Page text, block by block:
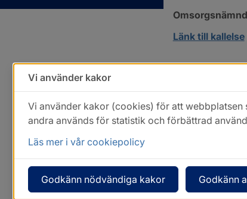
Länk till kallelse
Vi använder kakor
Vi använder kakor (cookies) för att
andra används för statistik och förbättrad
Läs mer i vår cookiepolicy
Godkänn nödvändiga kakor Godkänn